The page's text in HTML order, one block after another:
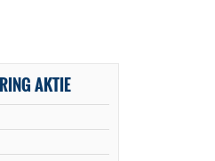
AKTIE